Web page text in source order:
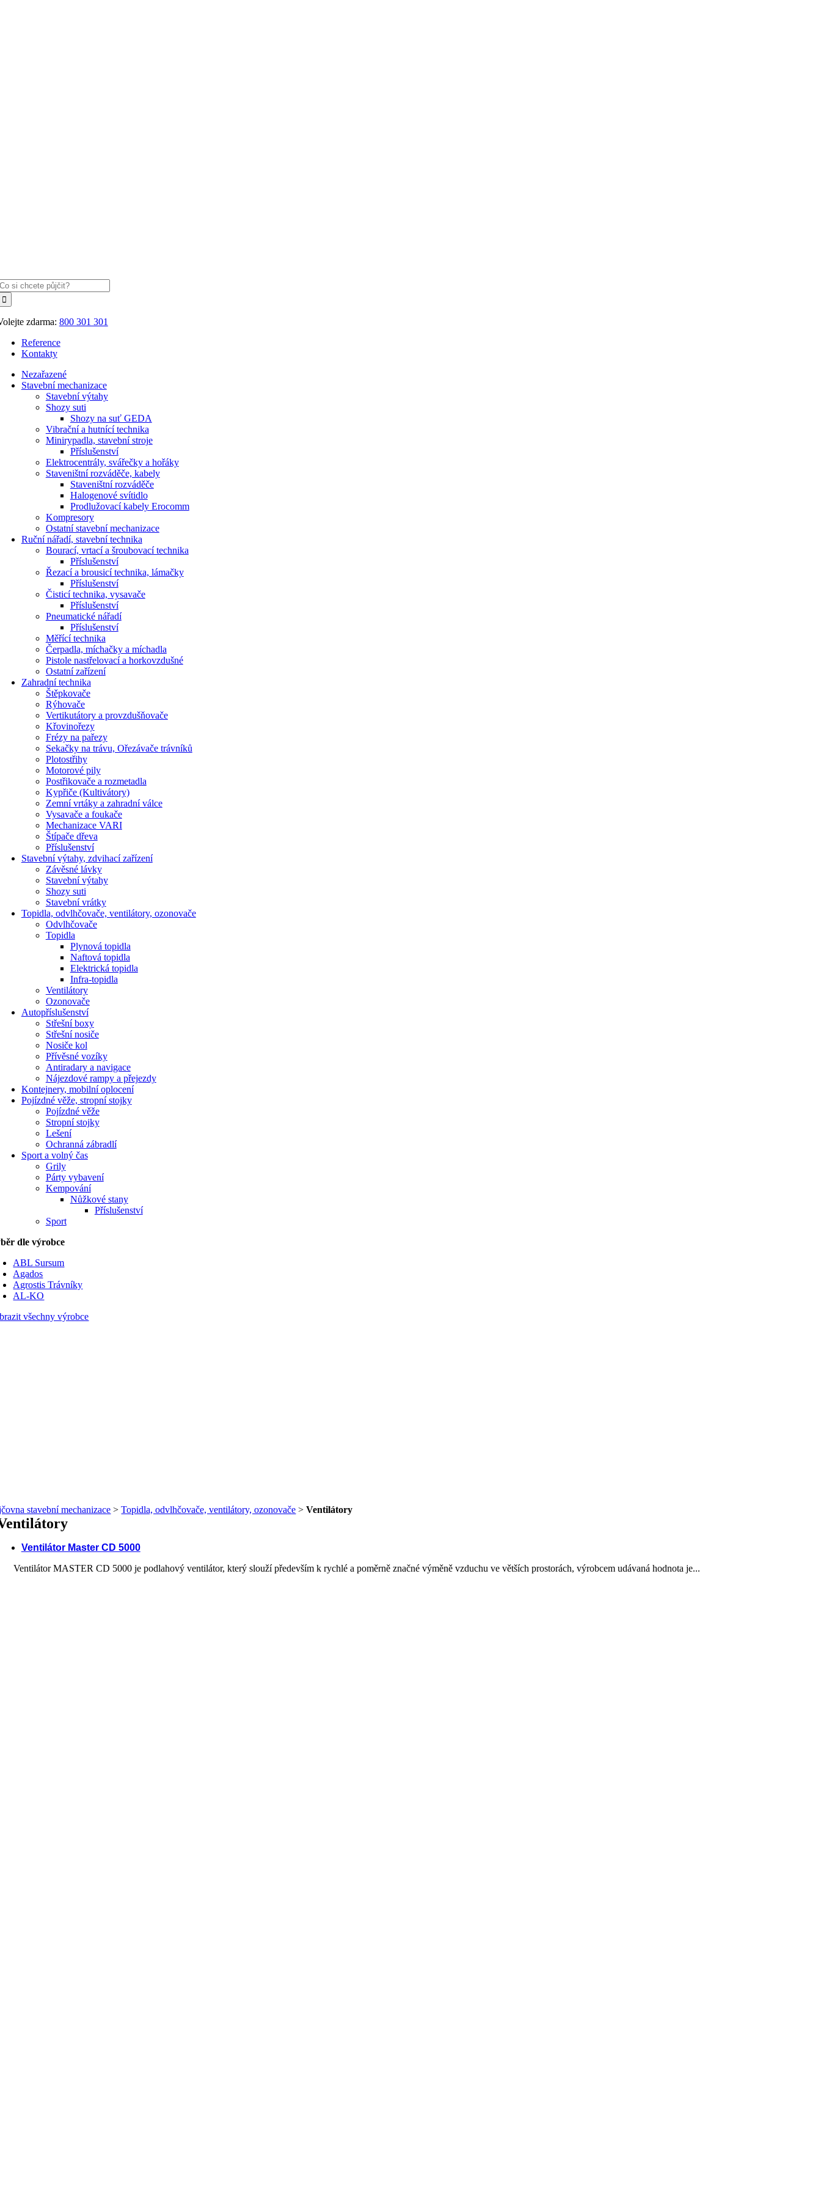
zdarma: 800 301 301
Reference
Kontakty
Nezařazené
Stavební mechanizace
Stavební výtahy
Shozy suti
Shozy na suť GEDA
Vibrační a hutnící technika
Minirypadla, stavební stroje
Příslušenství
Elektrocentrály, svářečky a hořáky
Staveništní rozváděče, kabely
Staveništní rozváděče
Halogenové svítidlo
Prodlužovací kabely Erocomm
Kompresory
Ostatní stavební mechanizace
Ruční nářadí, stavební technika
Bourací, vrtací a šroubovací technika
Příslušenství
Řezací a brousicí technika, lámačky
Příslušenství
Čisticí technika, vysavače
Příslušenství
Pneumatické nářadí
Příslušenství
Měřící technika
Čerpadla, míchačky a míchadla
Pistole nastřelovací a horkovzdušné
Ostatní zařízení
Zahradní technika
Štěpkovače
Rýhovače
Vertikutátory a provzdušňovače
Křovinořezy
Frézy na pařezy
Sekačky na trávu, Ořezávače trávníků
Plotostřihy
Motorové pily
Postřikovače a rozmetadla
Kypřiče (Kultivátory)
Zemní vrtáky a zahradní válce
Vysavače a foukače
Mechanizace VARI
Štípače dřeva
Příslušenství
Stavební výtahy, zdvihací zařízení
Závěsné lávky
Stavební výtahy
Shozy suti
Stavební vrátky
Topidla, odvlhčovače, ventilátory, ozonovače
Odvlhčovače
Topidla
Plynová topidla
Naftová topidla
Elektrická topidla
Infra-topidla
Ventilátory
Ozonovače
Autopříslušenství
Střešní boxy
Střešní nosiče
Nosiče kol
Přívěsné vozíky
Antiradary a navigace
Nájezdové rampy a přejezdy
Kontejnery, mobilní oplocení
Pojízdné věže, stropní stojky
Pojízdné věže
Stropní stojky
Lešení
Ochranná zábradlí
Sport a volný čas
Grily
Párty vybavení
Kempování
Nůžkové stany
Příslušenství
Sport
dle výrobce
ABL Sursum
Agados
Agrostis Trávníky
AL-KO
všechny výrobce
stavební mechanizace >Topidla, odvlhčovače, ventilátory, ozonovače >Ventilátory
Ventilátor Master CD 5000
Ventilátor MASTER CD 5000 je podlahový ventilátor, který slouží především k rychlé a poměrně značné výměně vzduchu ve větších prostorách, výrobcem udávaná hodnota je...